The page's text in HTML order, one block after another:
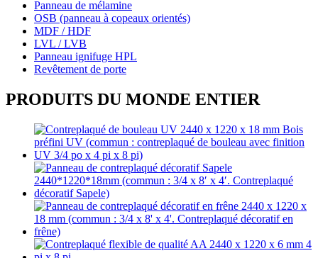
Panneau de mélamine
OSB (panneau à copeaux orientés)
MDF / HDF
LVL / LVB
Panneau ignifuge HPL
Revêtement de porte
PRODUITS DU MONDE ENTIER